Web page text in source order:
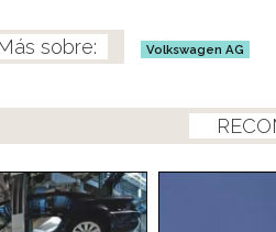
Volkswagen AG